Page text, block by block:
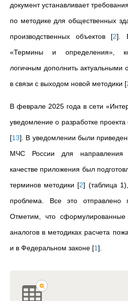
документ устанавливает
по методике для общественных
производственных объектов [2] .
«Термины и определения»,
логичным дополнить актуальными
в связи с выходом новой методики [
В феврале 2025 года в сети
уведомление о разработке
[13] . В уведомлении были
МЧС России для
качестве приложения был
терминов методики [2] (таблица
проблема. Все это отправлено
Отметим, что
аналогов в методиках расчета
и в Федеральном законе [1]